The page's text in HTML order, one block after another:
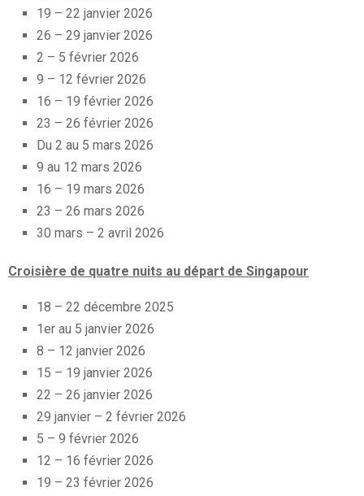
19 – 22 janvier 2026
26 – 29 janvier 2026
2 – 5 février 2026
9 – 12 février 2026
16 – 19 février 2026
23 – 26 février 2026
Du 2 au 5 mars 2026
9 au 12 mars 2026
16 – 19 mars 2026
23 – 26 mars 2026
30 mars – 2 avril 2026
Croisière de quatre nuits au départ de Singapour
18 – 22 décembre 2025
1er au 5 janvier 2026
8 – 12 janvier 2026
15 – 19 janvier 2026
22 – 26 janvier 2026
29 janvier – 2 février 2026
5 – 9 février 2026
12 – 16 février 2026
19 – 23 février 2026